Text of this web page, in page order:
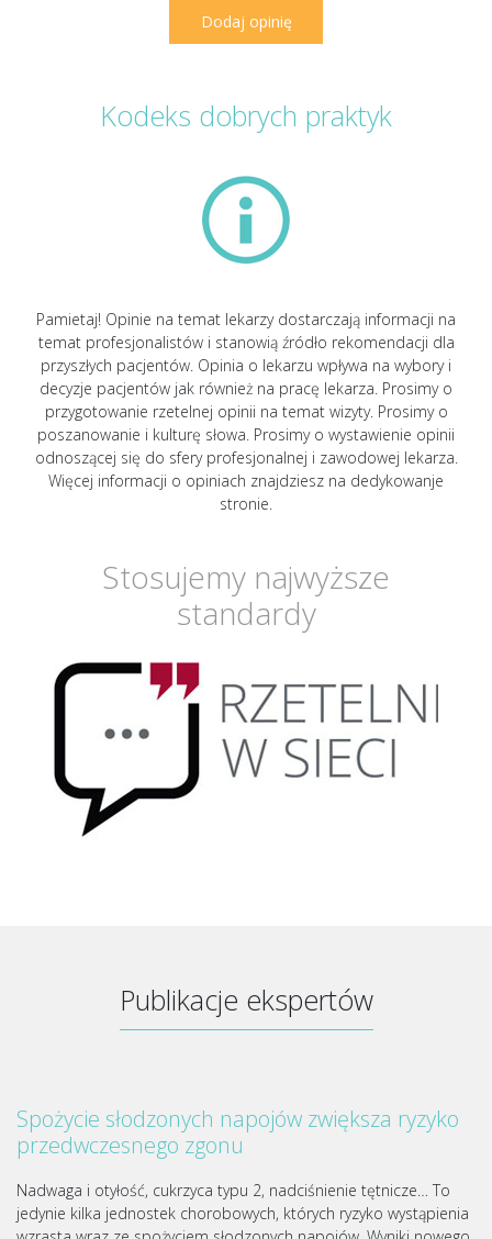
Kodeks dobrych praktyk
Pamietaj! Opinie na temat lekarzy dostarczają informacji na
temat profesjonalistów i stanowią źródło rekomendacji dla
przyszłych pacjentów. Opinia o lekarzu wpływa na wybory i
decyzje pacjentów jak również na pracę lekarza. Prosimy o
przygotowanie rzetelnej opinii na temat wizyty. Prosimy o
poszanowanie i kulturę słowa. Prosimy o wystawienie opinii
odnoszącej się do sfery profesjonalnej i zawodowej lekarza.
Więcej informacji o opiniach znajdziesz na dedykowanje
stronie.
Stosujemy najwyższe
standardy
Publikacje ekspertów
Spożycie słodzonych napojów zwiększa ryzyko
przedwczesnego zgonu
Nadwaga i otyłość, cukrzyca typu 2, nadciśnienie tętnicze… To
jedynie kilka jednostek chorobowych, których ryzyko wystąpienia